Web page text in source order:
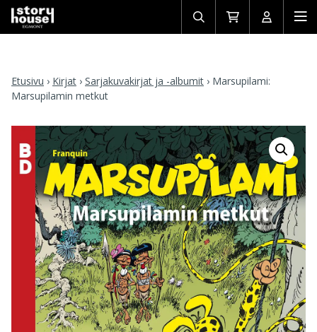
Avaa/sulje
haku
Siirry
ostoskoriin
Avaa/
Etusivu › Kirjat › Sarjakuvakirjat ja -albumit › Marsupilami:
Marsupilamin metkut